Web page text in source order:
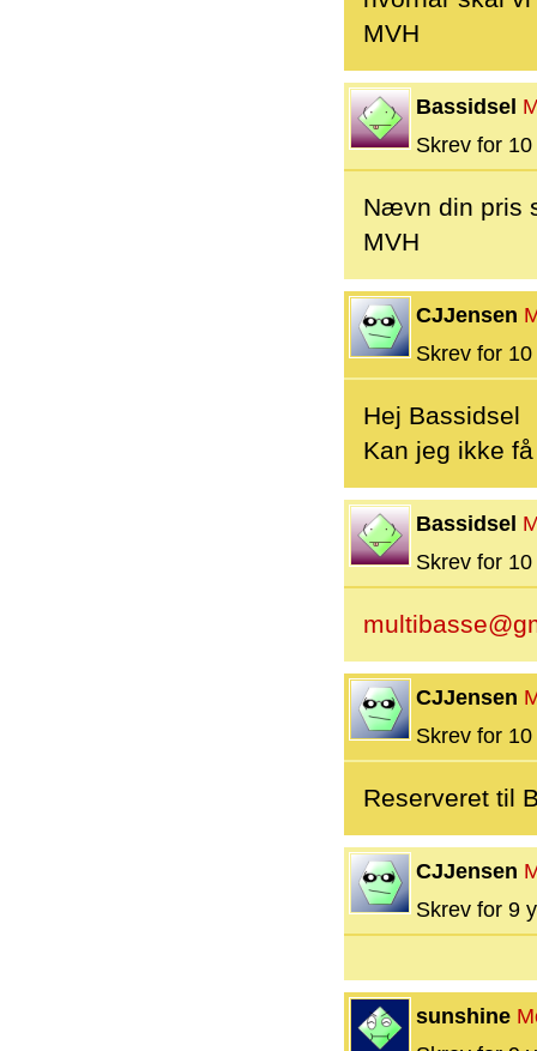
MVH
Bassidsel
Skrev for
Nævn din pris
MVH
CJJensen
Skrev for
Hej Bassidsel
Kan jeg ikke
Bassidsel
Skrev for
CJJensen
Skrev for
Reserveret til
CJJensen
Skrev for 9
sunshine